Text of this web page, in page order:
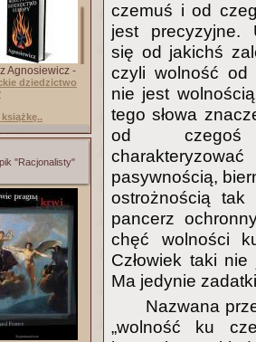
Agnosiewicz -
dziedzictwo
"Racjonalisty"
czemuś i od
jest precyzyjne.
się od jakichś
czyli wolność
nie jest
tego słowa
od
pasywnością,
ostrożnością tak
pancerz
chęć wolności
Człowiek taki
Ma jedynie
Nazwana
„wolność ku